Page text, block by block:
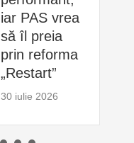
iar PAS vrea
să îl preia
prin reforma
„Restart”
30 iulie 2026